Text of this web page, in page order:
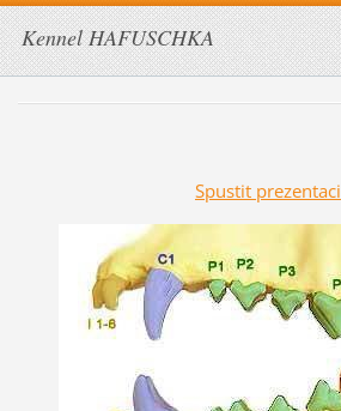
Kennel HAFUSCHKA
Spustit prezentaci